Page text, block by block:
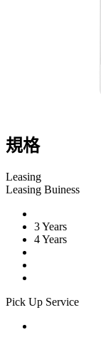
規格
Leasing
Leasing Buiness
3 Years
4 Years
Pick Up Service